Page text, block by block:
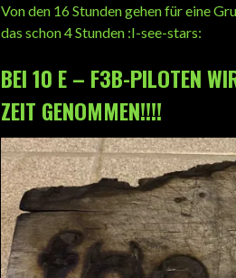
Von den 16 Stunden gehen für eine
das schon 4 Stunden :I-see-stars:
BEI 10 E – F3B-PILOTEN
ZEIT GENOMMEN!!!!